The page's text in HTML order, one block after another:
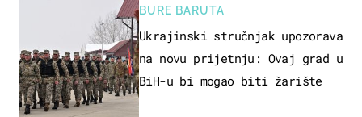
BURE BARUTA
Ukrajinski stručnjak upozorava
na novu prijetnju: Ovaj grad u
BiH-u bi mogao biti žarište